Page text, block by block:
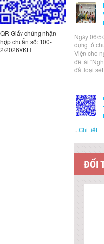
QR Giấy chứng nhận
hợp chuẩn số: 100-
2/2026VKH
QR Giấy
hợp
1/
Ngày 06/
dựng tổ
Viện cho
đề tài
đất loại
...Chi tiết
ĐỐI